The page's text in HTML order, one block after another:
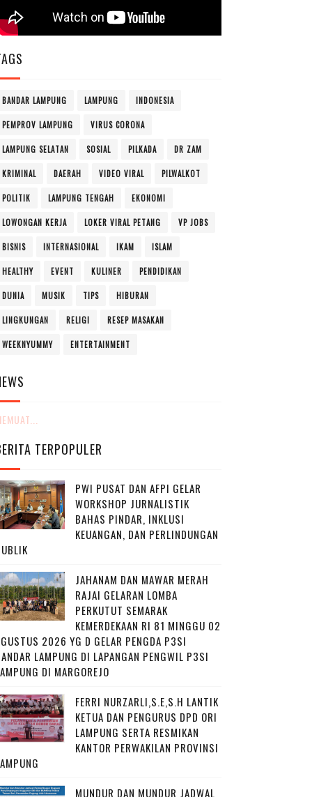
BANDAR LAMPUNG LAMPUNG INDONESIA
PEMPROV LAMPUNG VIRUS CORONA
LAMPUNG SELATAN SOSIAL PILKADA DR ZAM
KRIMINAL DAERAH VIDEO VIRAL PILWALKOT
POLITIK LAMPUNG TENGAH EKONOMI
LOWONGAN KERJA LOKER VIRAL PETANG VP JOBS
BISNIS INTERNASIONAL IKAM ISLAM
HEALTHY EVENT KULINER PENDIDIKAN
DUNIA MUSIK TIPS HIBURAN
LINGKUNGAN RELIGI RESEP MASAKAN
WEEKNYUMMY ENTERTAINMENT
TERPOPULER
PWI PUSAT DAN AFPI GELAR
WORKSHOP JURNALISTIK
BAHAS PINDAR, INKLUSI
KEUANGAN, DAN PERLINDUNGAN
JAHANAM DAN MAWAR MERAH
RAJAI GELARAN LOMBA
PERKUTUT SEMARAK
KEMERDEKAAN RI 81 MINGGU 02
2026 YG D GELAR PENGDA P3SI
LAMPUNG DI LAPANGAN PENGWIL P3SI
DI MARGOREJO
FERRI NURZARLI,S.E,S.H LANTIK
KETUA DAN PENGURUS DPD ORI
LAMPUNG SERTA RESMIKAN
KANTOR PERWAKILAN PROVINSI
MUNDUR DAN MUNDUR JADWAL